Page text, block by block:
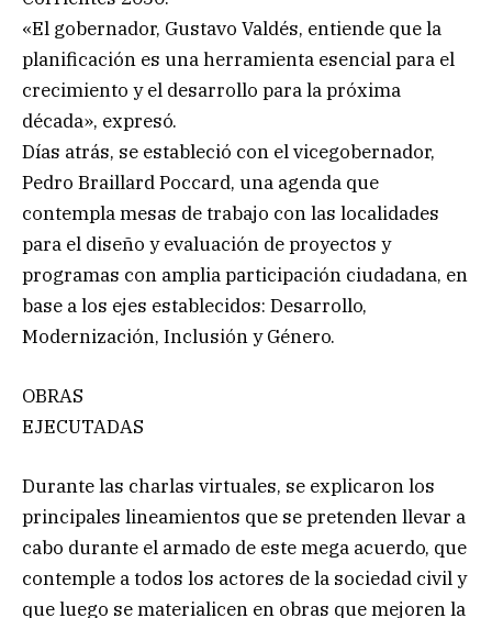
«El gobernador, Gustavo Valdés, entiende que la
planificación es una herramienta esencial para el
crecimiento y el desarrollo para la próxima
década», expresó.
Días atrás, se estableció con el vicegobernador,
Pedro Braillard Poccard, una agenda que
contempla mesas de trabajo con las localidades
para el diseño y evaluación de proyectos y
programas con amplia participación ciudadana, en
base a los ejes establecidos: Desarrollo,
Modernización, Inclusión y Género.
OBRAS
EJECUTADAS
Durante las charlas virtuales, se explicaron los
principales lineamientos que se pretenden llevar a
cabo durante el armado de este mega acuerdo, que
contemple a todos los actores de la sociedad civil y
que luego se materialicen en obras que mejoren la